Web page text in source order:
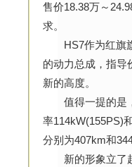
售价18.38万～
求。
HS7作为红旗旗
的动力总成，指导
新的高度。
值得一提的是，
率114kW(155PS)
分别为407km和
新的形象立了起